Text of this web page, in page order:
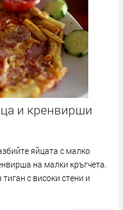
и кренвирши
яйцата с малко
на малки кръгчета.
с високи стени и